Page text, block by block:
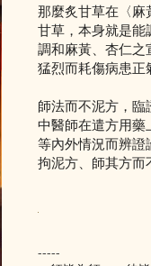
那麼炙甘草在〈麻
甘草，本身就是能
調和麻黃、杏仁之
猛烈而耗傷病患正
師法而不泥方，臨
中醫師在遣方用藥
等內外情況而辨證
拘泥方、師其方而
-----